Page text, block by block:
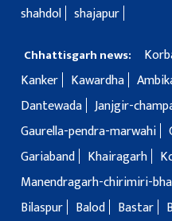
shahdol shajapur
Chhattisgarh news:
Kanker
Kawardha
Dantewada Janjgir-
Gaurella-pendra-marwahi
Gariaband
Khairagarh
Manendragarh-chirimiri-
Bilaspur
Balod Bastar